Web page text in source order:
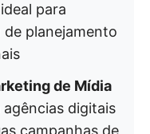
para
de planejamento
de Mídia
agências digitais
campanhas de